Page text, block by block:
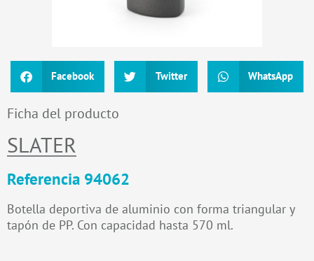
Facebook Twitter WhatsApp
Ficha del producto
SLATER
Referencia 94062
Botella deportiva de aluminio con forma triangular y
tapón de PP. Con capacidad hasta 570 ml.